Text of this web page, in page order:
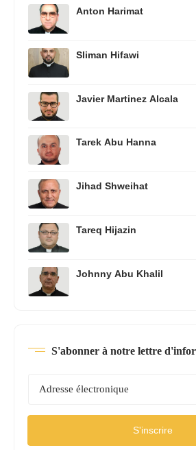
Anton Harimat
Sliman Hifawi
Javier Martinez Alcala
Tarek Abu Hanna
Jihad Shweihat
Tareq Hijazin
Johnny Abu Khalil
S'abonner à notre lettre
S'inscrire